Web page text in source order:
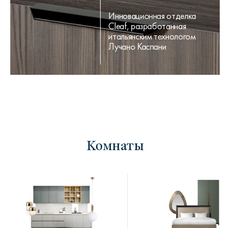
Инновационная отделка
Cleaf, разработанная
итальянским технологом
Лучано Каспани
Комнаты